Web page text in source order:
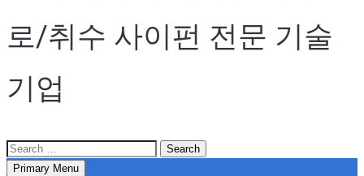
로/취수 사이펀 전문 기술
기업
Search
for:Primary Menu